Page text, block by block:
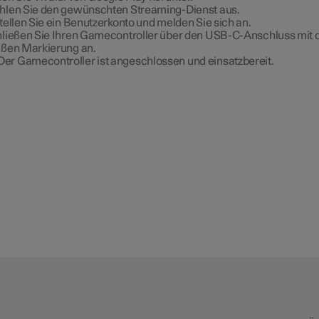
Sie den gewünschten Streaming-Dienst aus.
Sie ein Benutzerkonto und melden Sie sich an.
Sie Ihren Gamecontroller über den USB-C-Anschluss mit
Markierung an.
Der Gamecontroller ist angeschlossen und einsatzbereit.